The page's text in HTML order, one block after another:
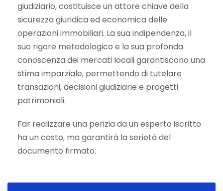
giudiziario, costituisce un attore chiave della
sicurezza giuridica ed economica delle
operazioni immobiliari. La sua indipendenza, il
suo rigore metodologico e la sua profonda
conoscenza dei mercati locali garantiscono una
stima imparziale, permettendo di tutelare
transazioni, decisioni giudiziarie e progetti
patrimoniali.
Far realizzare una perizia da un esperto iscritto
ha un costo, ma garantirà la serietà del
documento firmato.